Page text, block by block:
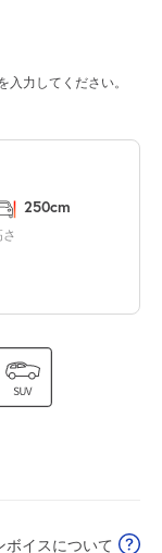
力してください。
250cm
ボイスについて